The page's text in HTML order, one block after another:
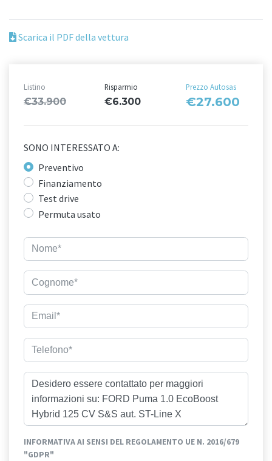
Scarica il PDF della vettura
Listino
€33.900
Risparmio
€6.300
Prezzo Autosas
€27.600
SONO INTERESSATO A:
Preventivo
Finanziamento
Test drive
Permuta usato
INFORMATIVA AI SENSI DEL REGOLAMENTO UE N. 2016/679
"GDPR"